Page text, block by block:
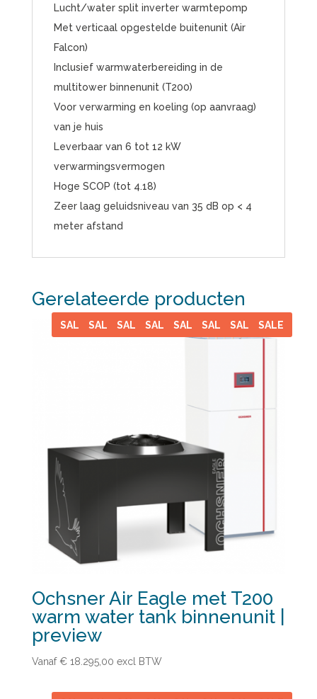
Lucht/water split inverter warmtepomp
Met verticaal opgestelde buitenunit (Air
Falcon)
Inclusief warmwaterbereiding in de
multitower binnenunit (T200)
Voor verwarming en koeling (op aanvraag)
van je huis
Leverbaar van 6 tot 12 kW
verwarmingsvermogen
Hoge SCOP (tot 4.18)
Zeer laag geluidsniveau van 35 dB op < 4
meter afstand
Gerelateerde producten
SALE SALE SALE SALE SALE SALE SALE SALE
Ochsner Air Eagle met T200
warm water tank binnenunit |
preview
Vanaf € 18.295,00 excl BTW